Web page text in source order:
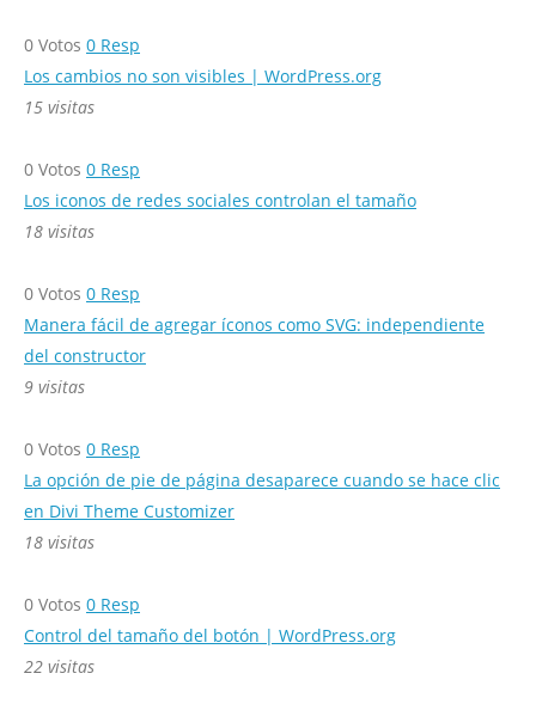
0 Votos 0 Resp
Los cambios no son visibles | WordPress.org
15 visitas
0 Votos 0 Resp
Los iconos de redes sociales controlan el tamaño
18 visitas
0 Votos 0 Resp
Manera fácil de agregar íconos como SVG: independiente
del constructor
9 visitas
0 Votos 0 Resp
La opción de pie de página desaparece cuando se hace clic
en Divi Theme Customizer
18 visitas
0 Votos 0 Resp
Control del tamaño del botón | WordPress.org
22 visitas